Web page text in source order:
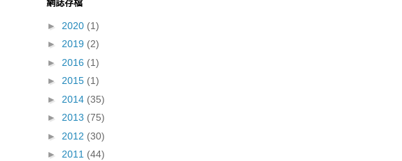
網誌存檔
► 2020 (1)
► 2019 (2)
► 2016 (1)
► 2015 (1)
► 2014 (35)
► 2013 (75)
► 2012 (30)
► 2011 (44)